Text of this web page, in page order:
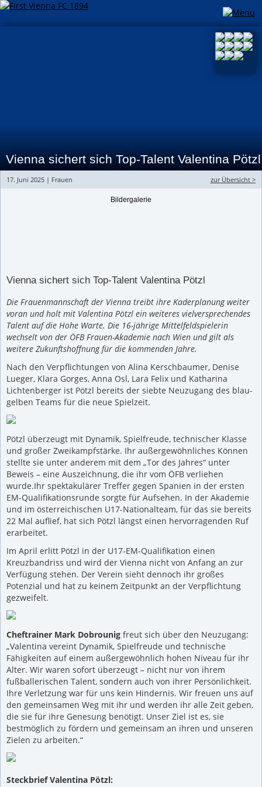
Vienna sichert sich Top-Talent Valentina Pötzl
17. Juni 2025 | Frauen zur Übersicht >
Vienna sichert sich Top-Talent Valentina Pötzl
Die Frauenmannschaft der Vienna treibt ihre Kaderplanung weiter
voran und holt mit Valentina Pötzl ein weiteres vielversprechendes
Talent auf die Hohe Warte. Die 16-jährige Mittelfeldspielerin
wechselt von der ÖFB Frauen-Akademie nach Wien und gilt als
weitere Zukunftshoffnung für die kommenden Jahre.
Nach den Verpflichtungen von Alina Kerschbaumer, Denise
Lueger, Klara Gorges, Anna Osl, Lara Felix und Katharina
Lichtenberger ist Pötzl bereits der siebte Neuzugang des blau-
gelben Teams für die neue Spielzeit.
Pötzl überzeugt mit Dynamik, Spielfreude, technischer Klasse
und großer Zweikampfstärke. Ihr außergewöhnliches Können
stellte sie unter anderem mit dem „Tor des Jahres“ unter
Beweis – eine Auszeichnung, die ihr vom ÖFB verliehen
wurde.Ihr spektakulärer Treffer gegen Spanien in der ersten
EM-Qualifikationsrunde sorgte für Aufsehen. In der Akademie
und im österreichischen U17-Nationalteam, für das sie bereits
22 Mal auflief, hat sich Pötzl längst einen hervorragenden Ruf
erarbeitet.
Im April erlitt Pötzl in der U17-EM-Qualifikation einen
Kreuzbandriss und wird der Vienna nicht von Anfang an zur
Verfügung stehen. Der Verein sieht dennoch ihr großes
Potenzial und hat zu keinem Zeitpunkt an der Verpflichtung
gezweifelt.
Cheftrainer Mark Dobrounig freut sich über den Neuzugang:
„Valentina vereint Dynamik, Spielfreude und technische
Fähigkeiten auf einem außergewöhnlich hohen Niveau für ihr
Alter. Wir waren sofort überzeugt – nicht nur von ihrem
fußballerischen Talent, sondern auch von ihrer Persönlichkeit.
Ihre Verletzung war für uns kein Hindernis. Wir freuen uns auf
den gemeinsamen Weg mit ihr und werden ihr alle Zeit geben,
die sie für ihre Genesung benötigt. Unser Ziel ist es, sie
bestmöglich zu fördern und gemeinsam an ihren und unseren
Zielen zu arbeiten.“
Steckbrief Valentina Pötzl:
Bildergalerie